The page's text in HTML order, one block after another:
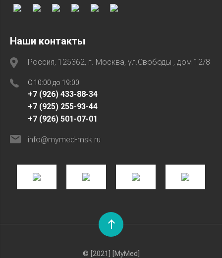
Наши контакты
Россия, 125362, г. Москва, ул.Свободы , дом 12/8
C 10:00 до 19:00
+7 (926) 433-88-34
+7 (925) 255-93-44
+7 (926) 501-07-01
info@mymed-msk.ru
© [2021] [MyMed]